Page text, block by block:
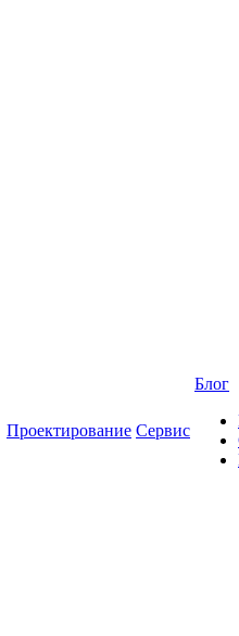
Проектирование Сервис
Блог